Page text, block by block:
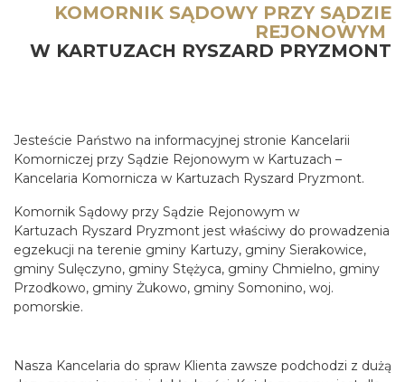
KOMORNIK SĄDOWY PRZY SĄDZIE
REJONOWYM
W KARTUZACH RYSZARD PRYZMONT
Jesteście Państwo na informacyjnej stronie Kancelarii
Komorniczej przy Sądzie Rejonowym w Kartuzach –
Kancelaria Komornicza w Kartuzach Ryszard Pryzmont.
Komornik Sądowy przy Sądzie Rejonowym w
Kartuzach Ryszard Pryzmont jest właściwy do prowadzenia
egzekucji na terenie gminy Kartuzy, gminy Sierakowice,
gminy Sulęczyno, gminy Stężyca, gminy Chmielno, gminy
Przodkowo, gminy Żukowo, gminy Somonino, woj.
pomorskie.
Nasza Kancelaria do spraw Klienta zawsze podchodzi z dużą